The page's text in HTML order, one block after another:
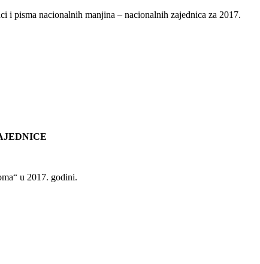
i pisma nacionalnih manjina – nacionalnih zajednica za 2017.
u 2017. godini.